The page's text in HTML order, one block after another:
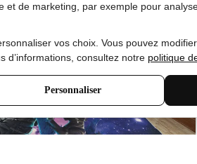
et de marketing, par exemple pour
vos choix. Vous pouvez
d’informations, consultez notre politique
Personnaliser